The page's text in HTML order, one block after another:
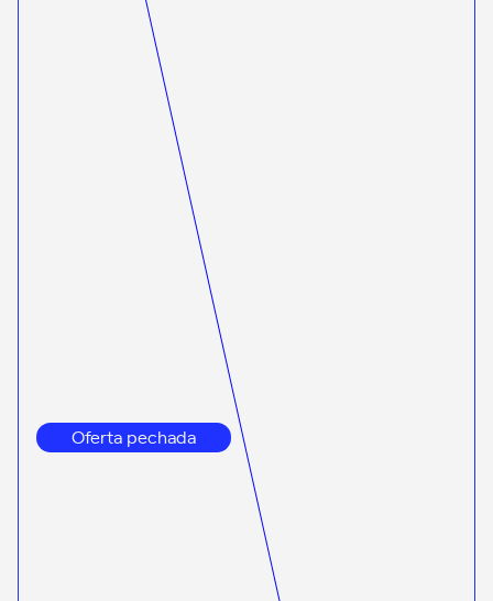
Oferta pechada